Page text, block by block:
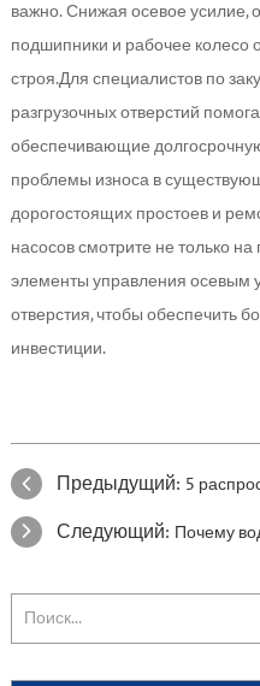
важно. Снижая осевое усилие,
подшипники и рабочее колесо
строя.Для специалистов по
разгрузочных отверстий
обеспечивающие
проблемы износа в
дорогостоящих простоев и
насосов смотрите не только
элементы управления осевым
отверстия, чтобы обеспечить
инвестиции.
Предыдущий: 5
Следующий: Почему водяные